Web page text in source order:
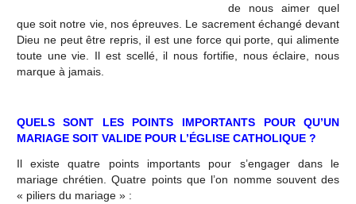
de nous aimer quel
que soit notre vie, nos épreuves. Le sacrement échangé devant
Dieu ne peut être repris, il est une force qui porte, qui alimente
toute une vie. Il est scellé, il nous fortifie, nous éclaire, nous
marque à jamais.
QUELS SONT LES POINTS IMPORTANTS POUR QU’UN
MARIAGE SOIT VALIDE POUR L’ÉGLISE CATHOLIQUE ?
Il existe quatre points importants pour s’engager dans le
mariage chrétien. Quatre points que l’on nomme souvent des
« piliers du mariage » :